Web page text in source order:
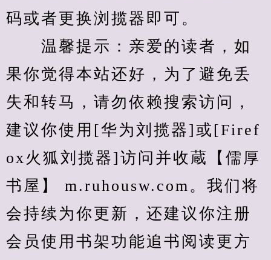
码或者更换浏揽器即可。
温馨提示：亲爱的读者，如
果你觉得本站还好，为了避免丢
失和转马，请勿依赖搜索访问，
建议你使用[华为刘揽器]或[Firef
ox火狐刘揽器]访问并收蔵【儒厚
书屋】 m.ruhousw.com。我们将
会持续为你更新，还建议你注册
会员使用书架功能追书阅读更方